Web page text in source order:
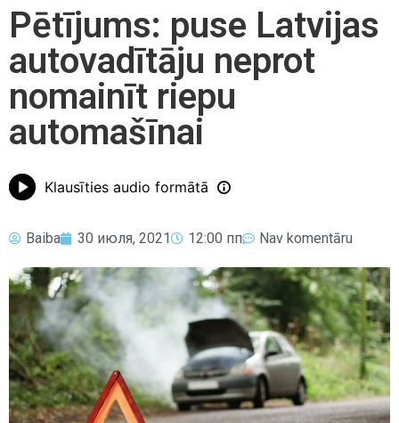
Pētījums: puse Latvijas
autovadītāju neprot
nomainīt riepu
automašīnai
Klausīties audio formātā
Baiba 30 июля, 2021 12:00 пп Nav komentāru